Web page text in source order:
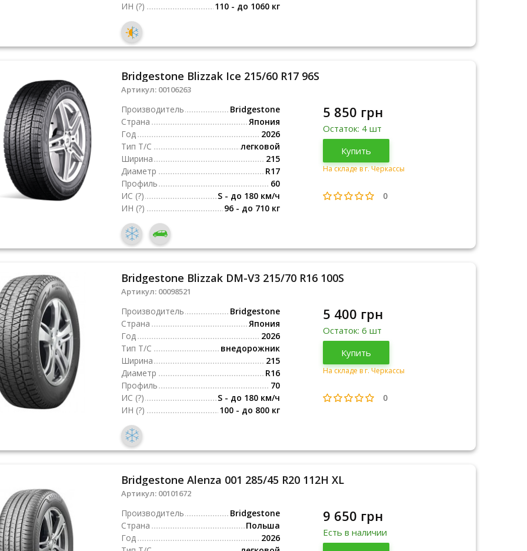
ИН (?) 110 - до 1060 кг
Bridgestone Blizzak Ice 215/60 R17 96S
Артикул: 00106263
Производитель
Bridgestone
Страна
Япония
Год
2026
Тип Т/С
легковой
Ширина
215
Диаметр
R17
Профиль
60
ИС (?)
S - до 180 км/ч
ИН (?) 96 - до 710 кг
Япония
2026
5 850 грн
Остаток: 4 шт
Купить
На складе в г. Черкассы
0
Bridgestone Blizzak DM-V3 215/70 R16 100S
Артикул: 00098521
Производитель
Bridgestone
Страна
Япония
Год
2026
Тип Т/С
внедорожник
Ширина
215
Диаметр
R16
Профиль
70
ИС (?)
S - до 180 км/ч
ИН (?) 100 - до 800 кг
Япония
2026
5 400 грн
Остаток: 6 шт
Купить
На складе в г. Черкассы
0
Bridgestone Alenza 001 285/45 R20 112H XL
Артикул: 00101672
Производитель
Bridgestone
Страна
Польша
Год
2026
9 650 грн
Есть в наличии